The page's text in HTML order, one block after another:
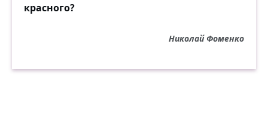
красного?
Николай Фоменко